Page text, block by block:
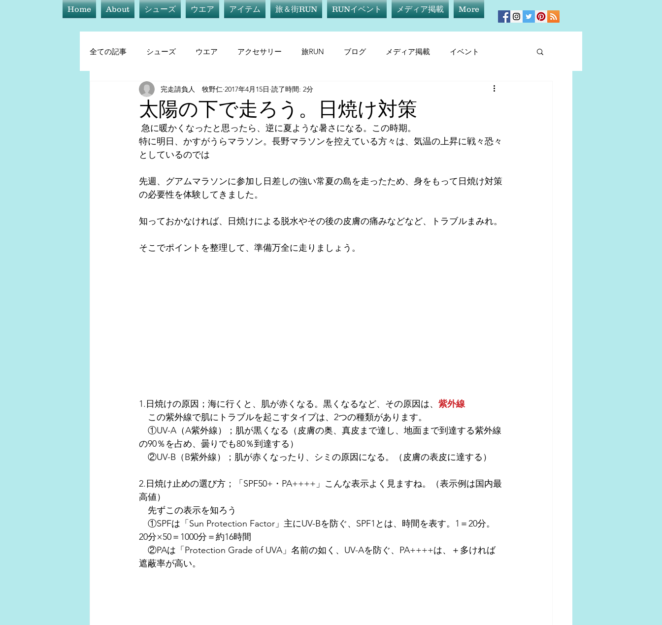
Home About シューズ ウエア アイテム 旅＆街RUN RUNイベント メディア掲載 More
全ての記事 シューズ ウエア アクセサリー 旅RUN ブログ メディア掲載 イベント
ウエア アイテム サプリメント
トレーニング他
太陽の下で走ろう。日焼け対策
完走請負人 牧野仁 2017年4月15日 読了時間: 2分
急に暖かくなったと思ったら、逆に夏ような暑さになる。この時期。
特に明日、かすがうらマラソン。長野マラソンを控えている方々は、気温の上昇に戦々恐々
としているのでは
先週、グアムマラソンに参加し日差しの強い常夏の島を走ったため、身をもって日焼け対策
の必要性を体験してきました。
知っておかなければ、日焼けによる脱水やその後の皮膚の痛みなどなど、トラブルまみれ。
そこでポイントを整理して、準備万全に走りましょう。
1.日焼けの原因；海に行くと、肌が赤くなる。黒くなるなど、その原因は、 紫外線
この紫外線で肌にトラブルを起こすタイプは、2つの種類があります。
①UV-A（A紫外線）；肌が黒くなる（皮膚の奥、真皮まで達し、地面まで到達する紫外線
の90％を占め、曇りでも80％到達する）
②UV-B（B紫外線）；肌が赤くなったり、シミの原因になる。（皮膚の表皮に達する）
2.日焼け止めの選び方；「SPF50+・PA++++」こんな表示よく見ますね。（表示例は国内最
高値）
先ずこの表示を知ろう
①SPFは「Sun Protection Factor」主にUV-Bを防ぐ、SPF1とは、時間を表す。1＝20分。
20分×50＝1000分＝約16時間
②PAは「Protection Grade of UVA」名前の如く、UV-Aを防ぐ、PA++++は、＋多ければ
遮蔽率が高い。